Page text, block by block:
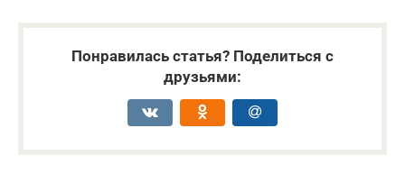
Понравилась статья? Поделиться с
друзьями: